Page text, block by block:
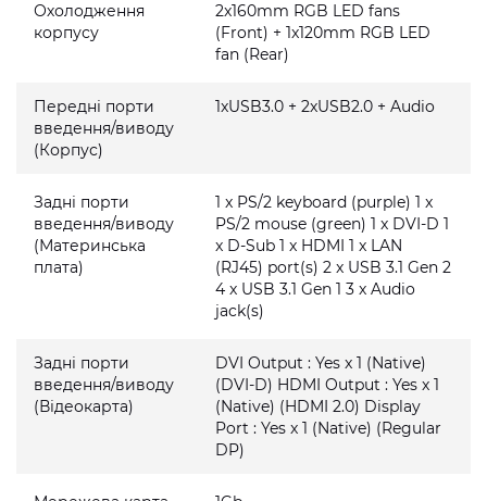
Охолодження
корпусу
2x160mm RGB LED fans
(Front) + 1x120mm RGB LED
fan (Rear)
Передні порти
введення/виводу
(Корпус)
1xUSB3.0 + 2xUSB2.0 + Audio
Задні порти
введення/виводу
(Материнська
плата)
1 x PS/2 keyboard (purple) 1 x
PS/2 mouse (green) 1 x DVI-D 1
x D-Sub 1 x HDMI 1 x LAN
(RJ45) port(s) 2 x USB 3.1 Gen 2
4 x USB 3.1 Gen 1 3 x Audio
jack(s)
Задні порти
введення/виводу
(Відеокарта)
DVI Output : Yes x 1 (Native)
(DVI-D) HDMI Output : Yes x 1
(Native) (HDMI 2.0) Display
Port : Yes x 1 (Native) (Regular
DP)